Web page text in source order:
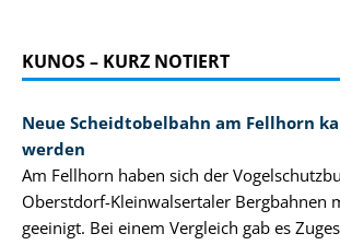
KUNOS – KURZ NOTIERT
Neue Scheidtobelbahn am Fellhorn
werden
Am Fellhorn haben sich der
Oberstdorf-Kleinwalsertaler Bergbahnen
geeinigt. Bei einem Vergleich gab es